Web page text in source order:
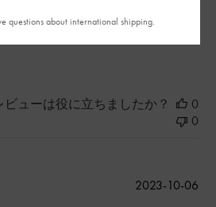
ビューは役に立ちましたか？
0
0
公
2023-10-06
questions about international shipping.